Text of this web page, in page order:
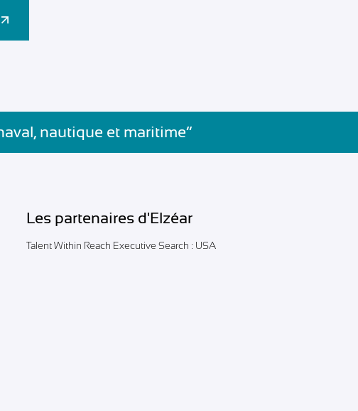
nautique et maritime”
Les partenaires d'Elzéar
Talent Within Reach Executive Search : USA